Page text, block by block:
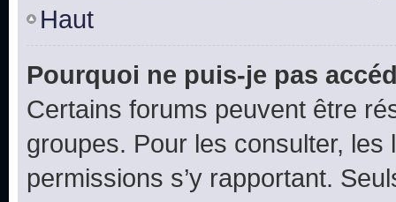
Haut
Pourquoi ne puis-je pas
Certains forums peuvent être
groupes. Pour les consulter,
permissions s’y rapportant.